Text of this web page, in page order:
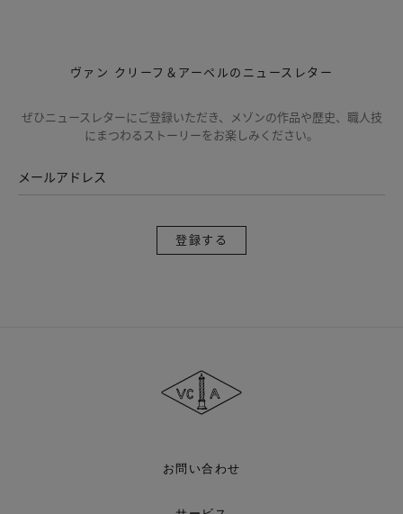
ヴァン クリーフ＆アーペルのニュースレター
ぜひニュースレターにご登録いただき、メゾンの作品や歴史、職人技
にまつわるストーリーをお楽しみください。
メールアドレス
録
す
ン
ク
リ
ー
ア
お問い合わせ